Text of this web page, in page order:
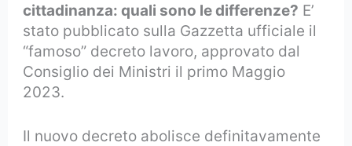
cittadinanza: quali sono le differenze? E’
stato pubblicato sulla Gazzetta ufficiale il
“famoso” decreto lavoro, approvato dal
Consiglio dei Ministri il primo Maggio
2023.
Il nuovo decreto abolisce definitavamente